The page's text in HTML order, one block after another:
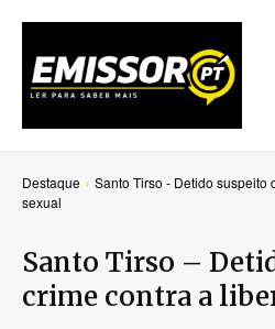
Destaque
Santo Tirso - Detido suspeito
sexual
Santo Tirso –
crime contra a